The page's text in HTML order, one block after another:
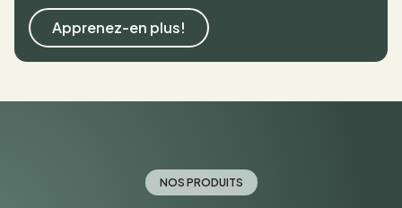
Apprenez-en plus!
NOS PRODUITS